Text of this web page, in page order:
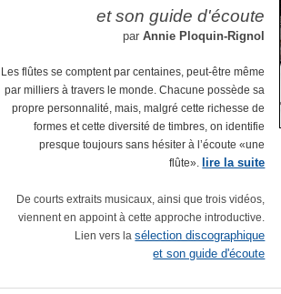
et son guide d'écoute
parAnnie Ploquin-Rignol
Les flûtes se comptent par centaines, peut-être même
par milliers à travers le monde. Chacune possède sa
propre personnalité, mais, malgré cette richesse de
formes et cette diversité de timbres, on identifie
presque toujours sans hésiter à l’écoute «une
flûte». lire la suite
De courts extraits musicaux, ainsi que trois vidéos,
viennent en appoint à cette approche introductive.
Lien vers lasélection discographique
et son guide d'écoute